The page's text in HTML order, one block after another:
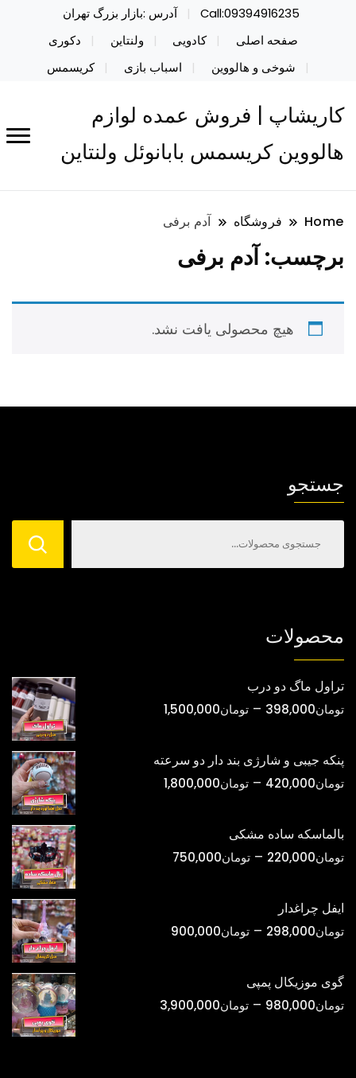
Call:09394916235
آدرس :بازار بزرگ تهران
صفحه اصلی
کادویی ولنتاین
دکوری
شوخی و هالووین
اسباب بازی کریسمس
کاریشاپ | فروش عمده لوازم
هالووین کریسمس بابانوئل ولنتاین
Home فروشگاه آدم برفی
برچسب:آدم برفی
هیچ محصولی یافت نشد.
جستجو
محصولات
تراول ماگ دو درب
تومان398,000
– تومان1,500,000محدوده
پنکه جیبی و شارژی بند دار دو سرعته
تومان420,000
– تومان1,800,000محدوده
تومان420,000
بالماسکه ساده مشکی
تومان220,000
– تومان750,000
تومان750,000
ایفل چراغدار
تومان298,000
– تومان900,000
تومان900,000
گوی موزیکال پمپی
تومان980,000
– تومان3,900,000